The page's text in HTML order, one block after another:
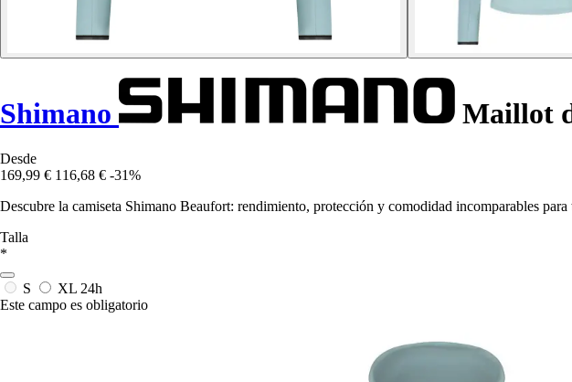
Shimano Maillot
Desde
169,99 € 116,68 € -31%
Descubre la camiseta Shimano Beaufort: rendimiento, protección y comodidad incomparables para
Talla
*
S XL 24h
Este campo es obligatorio